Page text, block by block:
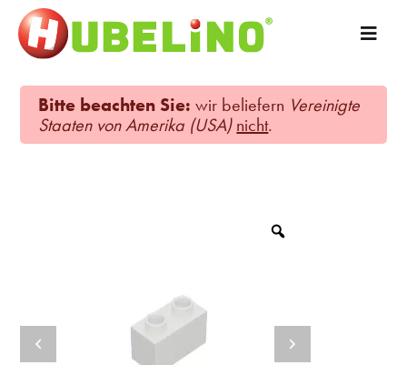
Bitte beachten Sie: wir beliefern Vereinigte
Staaten von Amerika (USA) nicht.